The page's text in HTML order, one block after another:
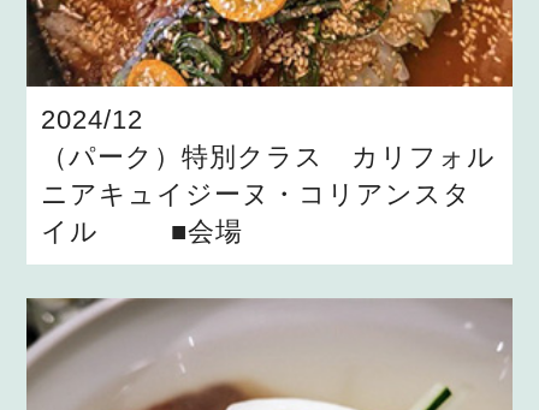
2024/12
（パーク）特別クラス カリフォル
ニアキュイジーヌ・コリアンスタ
イル ■会場